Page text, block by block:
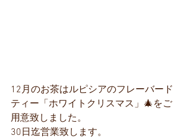
12月のお茶はルピシアのフレーバード
ティー「ホワイトクリスマス」🎄をご
用意致しました。
30日迄営業致します。